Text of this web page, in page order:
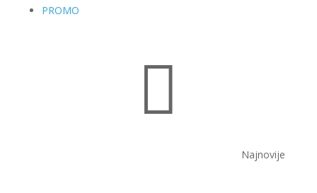
PROMO

Najnovije